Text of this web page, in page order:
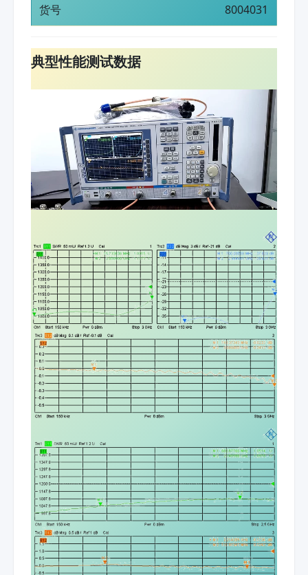
货号 8004031
典型性能测试数据